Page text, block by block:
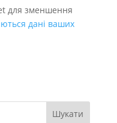
для зменшення
дані ваших